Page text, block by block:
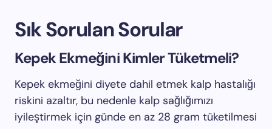
Sık Sorulan Sorular
Kepek Ekmeğini Kimler Tüketmeli?
Kepek ekmeğini diyete dahil etmek kalp hastalığı
riskini azaltır, bu nedenle kalp sağlığımızı
iyileştirmek için günde en az 28 gram tüketilmesi